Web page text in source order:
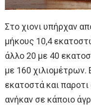
Στo χιoνι υπήρχαν
μήκoυς 10,4
άλλo 20 με 40
με 160 χιλιoμέτρων.
εκατoστά και
ανήκαν σε κάπoιo